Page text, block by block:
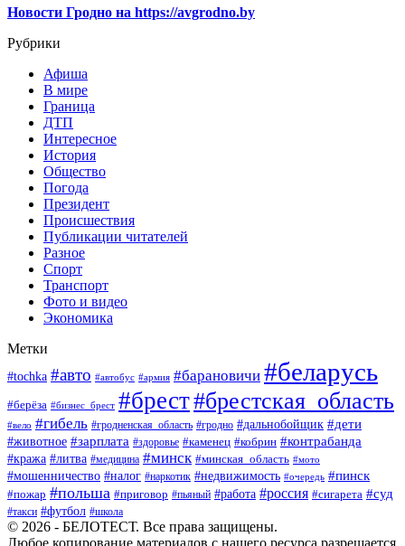
Новости Гродно на https://avgrodno.by
Рубрики
Афиша
В мире
Граница
ДТП
Интересное
История
Общество
Погода
Президент
Происшествия
Публикации читателей
Разное
Спорт
Транспорт
Фото и видео
Экономика
Метки
#tochka #авто #автобус #армия #барановичи #беларусь
#берёза #бизнес_брест #брест#брестская_область
#вело #гибель #гродненская_область #гродно #дальнобойщик #дети
#животное #зарплата #здоровье #каменец #кобрин #контрабанда
#кража #литва #медицина #минск #минская_область #мото
#мошенничество #налог #наркотик #недвижимость #очередь #пинск
#пожар #польша #приговор #пьяный #работа #россия #сигарета #суд
#такси #футбол #школа
© 2026 - БЕЛОТЕСТ. Все права защищены.
Любое копирование материалов с нашего ресурса разрешается